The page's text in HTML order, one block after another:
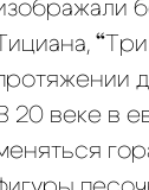
Тициана,
20 веке в